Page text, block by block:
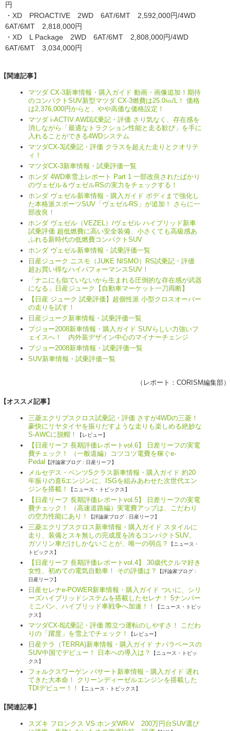
円
・XD PROACTIVE 2WD 6AT/6MT 2,592,000円/4WD
6AT/6MT 2,818,000円
・XD L Package 2WD 6AT/6MT 2,808,000円/4WD
6AT/6MT 3,034,000円
【関連記事】
マツダ CX-3新車情報・購入ガイド 動画・画像追加！期待
のコンパクトSUV新型マツダ CX-3燃費は25.0㎞/L！ 価格
は2,376,000円からと、やや高価な価格設定！
マツダ i-ACTIV AWD試乗記・評価 さり気なく、存在感を
消しながら「最適なトラクション性能と走る歓び」を手に
入れることができる4WDシステム
マツダCX-3試乗記・評価 クラスを超えた走りとクオリテ
ィ！
マツダCX-3新車情報・試乗評価一覧
ホンダ 4WD車雪上レポート Part 1 一部改良されたばかり
のヴェゼル＆ヴェゼルRSの実力をチェックする！
ホンダ ヴェゼル新車情報・購入ガイド ボディまで強化し
た本格派スポーツSUV「ヴェゼルRS」が追加！ さらに一
部改良！
ホンダ ヴェゼル（VEZEL）/ヴェゼル ハイブリッド新車
試乗評価 超低燃費に高い安全装備、小さくても高級感あ
ふれる新時代の低燃費コンパクトSUV
ホンダ ヴェゼル新車情報・試乗評価一覧
日産ジューク ニスモ（JUKE NISMO）RS試乗記・評価
超お買い得なハイパフォーマンスSUV！
「ナニにも似ていないから生まれる圧倒的な存在感が武器
になる」日産ジューク【自動車マーケット一刀両断】
【日産 ジューク 試乗評価】超個性派 小型クロスオーバー
の走りを試す！
日産ジューク新車情報・試乗評価一覧
プジョー2008新車情報・購入ガイド SUVらしい力強いフ
ェイスへ！ 内外装デザイン中心のマイナーチェンジ
プジョー2008新車情報・試乗評価一覧
SUV新車情報・試乗評価一覧
（レポート： CORISM編集部）
【オススメ記事】
三菱エクリプスクロス試乗記・評価 さすが4WDの三菱！
豪快にリヤタイヤを振りだすような走りも楽しめる絶妙な
S-AWCに脱帽！
【レビュー】
【日産リーフ 長期評価レポートvol.6】 日差リーフの実電
費チェック！ （一般道編）コツコツ電費を稼ぐe-
Pedal
【評論家ブログ : 日産リーフ】
メルセデス・ベンツSクラス新車情報・購入ガイド 約20
年振りの直6エンジンに、ISGを組みあわせた次世代エン
ジンを搭載！
【ニュース・トピックス】
【日産リーフ 長期評価レポートvol.5】 日差リーフの実電
費チェック！ （高速道路編）実電費アップは、こだわり
の空力性能にあり！
【評論家ブログ : 日産リーフ】
三菱エクリプスクロス新車情報・購入ガイド スタイルに
走り、装備とスキ無しの完成度を誇るコンパクトSUV。
ガソリン車だけしかないことが、唯一の弱点？
【ニュース・
トピックス】
【日産リーフ 長期評価レポートvol.4】 30歳代クルマ好き
女性、初めての電気自動車！ その評価は？
【評論家ブログ :
日産リーフ】
日産セレナe-POWER新車情報・購入ガイド ついに、シリ
ーズハイブリッドシステムを搭載したセレナ！ 5ナンバー
ミニバン、ハイブリッド車戦争へ加速！！
【ニュース・トピッ
クス】
マツダCX-8試乗記・評価 際立つ運転のしやすさ！ こだわ
りの「躍度」を雪上でチェック！
【レビュー】
日産テラ（TERRA)新車情報・購入ガイド ナバラベースの
SUV中国でデビュー！ 日本への導入は？
【ニュース・トピッ
クス】
フォルクスワーゲン パサート新車情報・購入ガイド 遅れ
てきた大本命！ クリーンディーゼルエンジンを搭載した
TDIデビュー！！
【ニュース・トピックス】
【関連記事】
スズキ フロンクス VS ホンダWR-V 200万円台SUV選び